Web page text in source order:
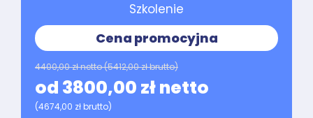
Szkolenie
Cena promocyjna
4400,00 zł netto(5412,00 zł brutto)
od 3800,00 zł netto
(4674,00 zł brutto)